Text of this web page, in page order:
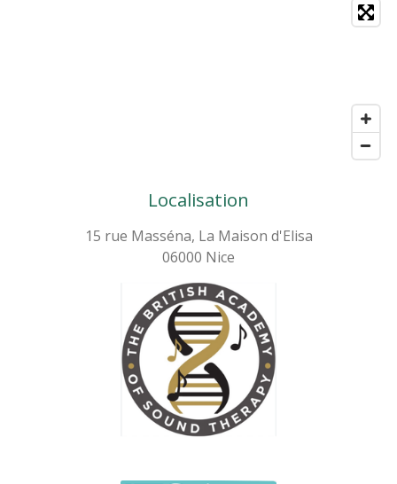
Localisation
15 rue Masséna, La Maison d'Elisa
06000 Nice